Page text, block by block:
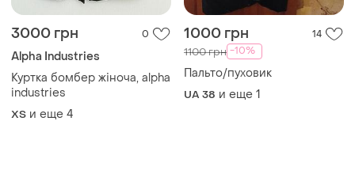
3000 грн 0
Alpha Industries
Куртка бомбер жіноча, alpha
industries
ХS и еще 4
1000 грн 14
1100 грн -10%
Пальто/пуховик
UA 38 и еще 1